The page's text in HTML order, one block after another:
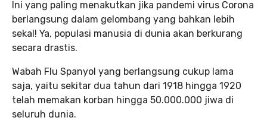
Ini yang paling menakutkan jika pandemi virus Corona
berlangsung dalam gelombang yang bahkan lebih
sekal! Ya, populasi manusia di dunia akan berkurang
secara drastis.
Wabah Flu Spanyol yang berlangsung cukup lama
saja, yaitu sekitar dua tahun dari 1918 hingga 1920
telah memakan korban hingga 50.000.000 jiwa di
seluruh dunia.